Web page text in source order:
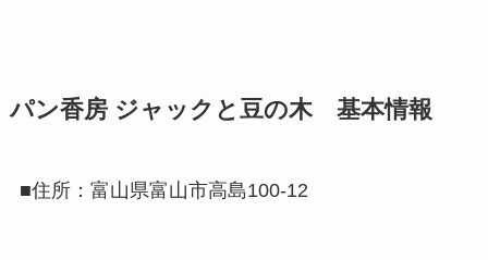
パン香房 ジャックと豆の木 基本情報
■住所：富山県富山市高島100-12